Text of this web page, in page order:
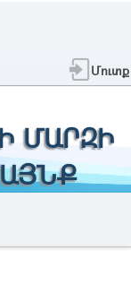
Մուտք
ՄԱՐԶԻ